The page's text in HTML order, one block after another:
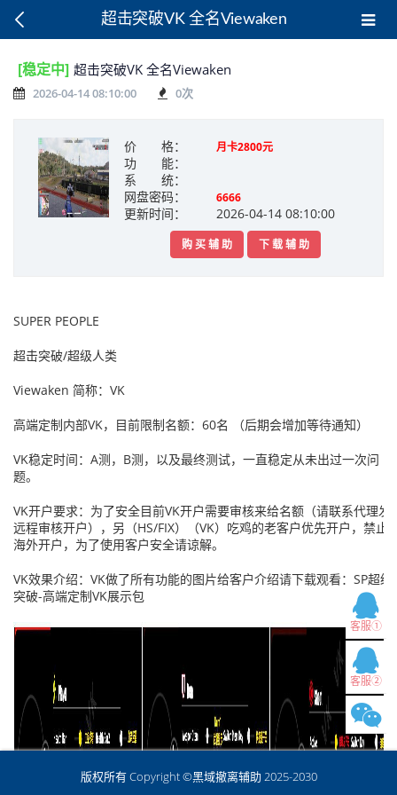
客服①
客服②
超击突破VK 全名Viewaken
[稳定中] 超击突破VK 全名Viewaken
2026-04-14 08:10:00 0次
价 格： 月卡2800元
功 能：
系 统：
网盘密码：
6666
更新时间： 2026-04-14 08:10:00
购 买 辅 助 下 载 辅 助
SUPER PEOPLE
超击突破/超级人类
Viewaken 简称：VK
高端定制内部VK，目前限制名额：60名 （后期会增加等待通知）
VK稳定时间：A测，B测，以及最终测试，一直稳定从未出过一次问
题。
VK开户要求：为了安全目前VK开户需要审核来给名额（请联系代理发
远程审核开户），另（HS/FIX）（VK）吃鸡的老客户优先开户，禁止
海外开户，为了使用客户安全请谅解。
VK效果介绍：VK做了所有功能的图片给客户介绍请下载观看：SP超级
突破-高端定制VK展示包
版权所有 Copyright ©黑域撤离辅助 2025-2030